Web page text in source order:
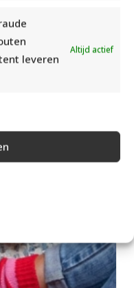
leveren
Altijd actief
BREIEN